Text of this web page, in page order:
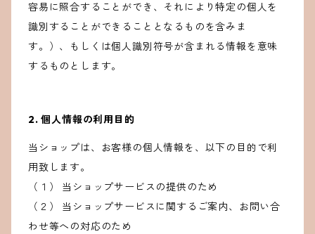
容易に照合することができ、それにより特定の個人を
識別することができることとなるものを含みま
す。）、もしくは個人識別符号が含まれる情報を意味
するものとします。
2. 個人情報の利用目的
当ショップは、お客様の個人情報を、以下の目的で利
用致します。
（１） 当ショップサービスの提供のため
（２） 当ショップサービスに関するご案内、お問い合
わせ等への対応のため